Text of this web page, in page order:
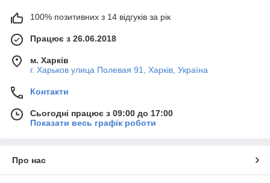
100% позитивних з 14 відгуків за рік
Працює з 26.06.2018
м. Харків
г. Харьков улица Полевая 91, Харків, Україна
Контакти
Сьогодні працює з 09:00 до 17:00
Показати весь графік роботи
Про нас